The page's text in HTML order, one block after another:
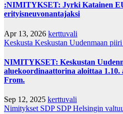
:NIMITYKSET: Jyrki Katainen
erityisneuvonantajaksi
Apr 13, 2026 kerttuvali
Keskusta Keskustan Uudenmaan piiri
NIMITYKSET: Keskustan
aluekoordinaattorina aloittaa 1.10.
From.
Sep 12, 2025 kerttuvali
Nimitykset SDP SDP Helsingin